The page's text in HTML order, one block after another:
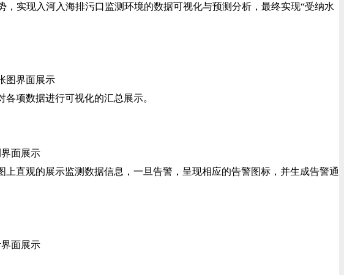
现入河入海排污口监测环境的数据可视化与预测分析，最终实现“受纳水
项数据进行可视化的汇总展示。
观的展示监测数据信息，一旦告警，呈现相应的告警图标，并生成告警通